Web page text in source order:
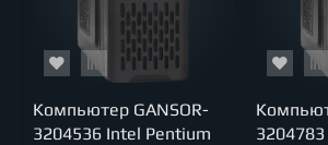
Компьютер GANSOR-
3204536 Intel Pentium